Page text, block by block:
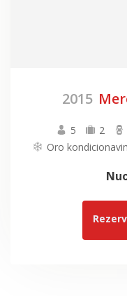
2015
5 2
Oro